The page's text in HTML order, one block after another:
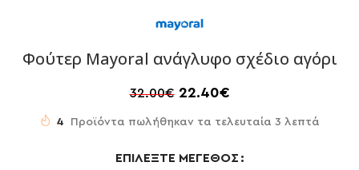
Φούτερ Mayoral ανάγλυφο σχέδιο αγόρι
32.00€ 22.40€
4 Προϊόντα πωλήθηκαν τα τελευταία 3 λεπτά
ΕΠΙΛΈΞΤΕ ΜΈΓΕΘΟΣ